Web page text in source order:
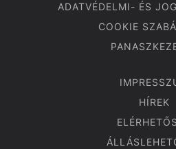
ADATVÉDELMI- ÉS
COOKIE
HÍREK